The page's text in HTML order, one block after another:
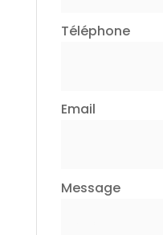
Téléphone
Email
Message